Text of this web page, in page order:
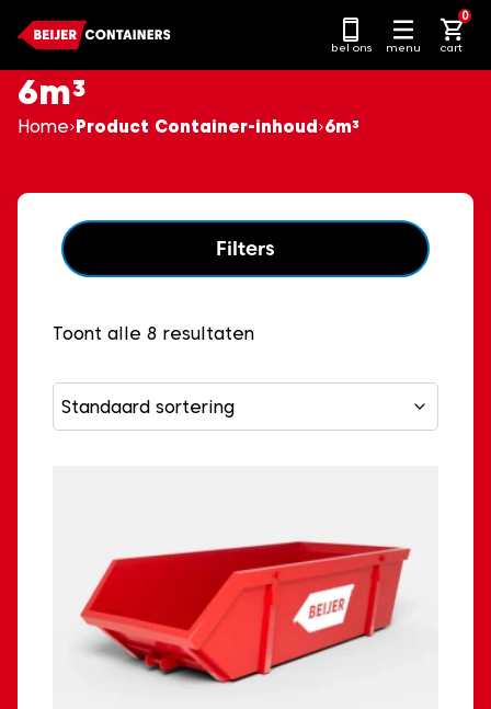
naar
content
bel ons menu cart
0
6m³
Home Product Container-inhoud 6m³
Filters
Toont alle 8 resultaten